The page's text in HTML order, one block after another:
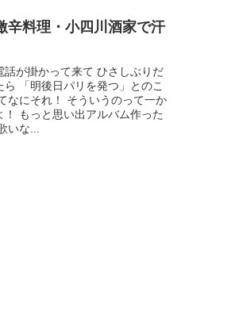
辛料理・小四川酒家で汗
話が掛かって来て ひさしぶりだ
「明後日パリを発つ」とのこ
なにそれ！ そういうのって一か
！ もっと思い出アルバム作った
いな...